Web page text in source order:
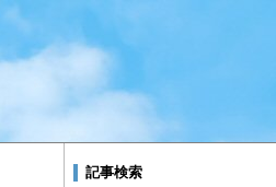
記事検索